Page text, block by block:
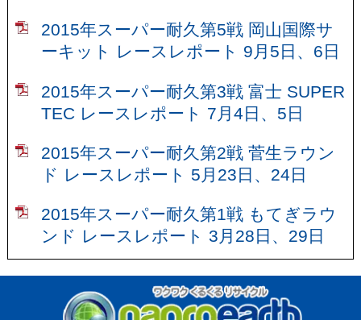
2015年スーパー耐久第5戦 岡山国際サ
ーキット レースレポート 9月5日、6日
2015年スーパー耐久第3戦 富士 SUPER
TEC レースレポート 7月4日、5日
2015年スーパー耐久第2戦 菅生ラウン
ド レースレポート 5月23日、24日
2015年スーパー耐久第1戦 もてぎラウ
ンド レースレポート 3月28日、29日